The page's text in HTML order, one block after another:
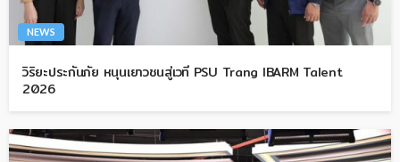
NEWS
วิริยะประกันภัย หนุนเยาวชนสู่เวที PSU Trang IBARM Talent
2026